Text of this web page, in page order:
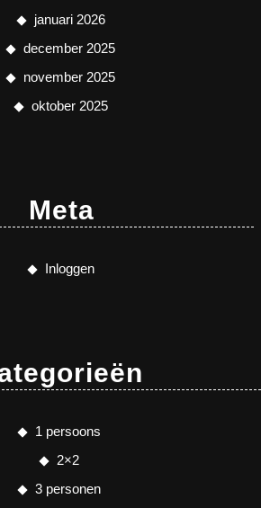
januari 2026
december 2025
november 2025
oktober 2025
Meta
Inloggen
1 persoons
2×2
3 personen